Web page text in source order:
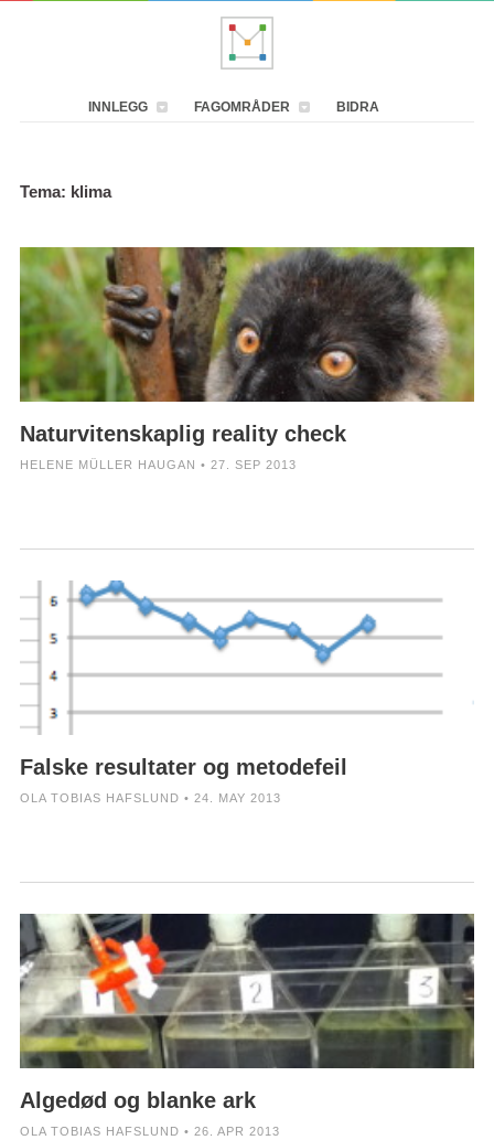
INNLEGG FAGOMRÅDER BIDRA
Tema: klima
Naturvitenskaplig reality check
HELENE MÜLLER HAUGAN • 27. SEP 2013
Falske resultater og metodefeil
OLA TOBIAS HAFSLUND • 24. MAY 2013
Algedød og blanke ark
OLA TOBIAS HAFSLUND • 26. APR 2013